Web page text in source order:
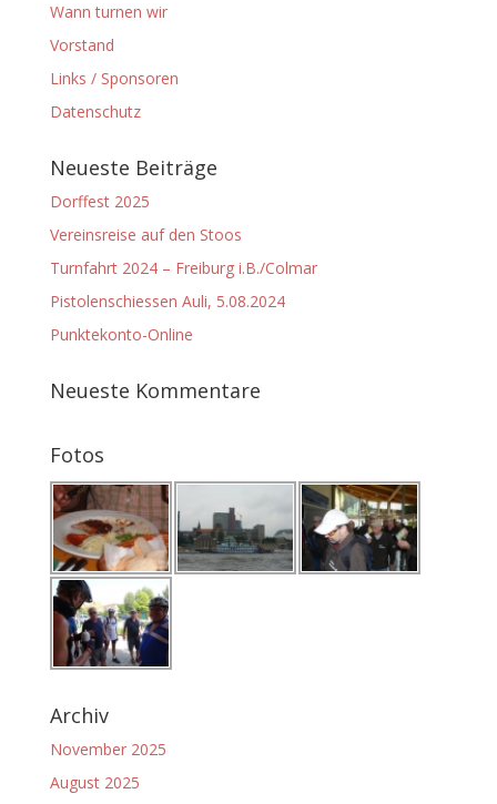
Wann turnen wir
Vorstand
Links / Sponsoren
Datenschutz
Neueste Beiträge
Dorffest 2025
Vereinsreise auf den Stoos
Turnfahrt 2024 – Freiburg i.B./Colmar
Pistolenschiessen Auli, 5.08.2024
Punktekonto-Online
Neueste Kommentare
Fotos
Archiv
November 2025
August 2025